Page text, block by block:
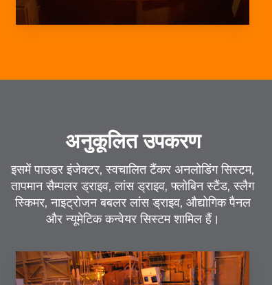
अनुकूलित उपकरण
इसमें पाउडर इंजेक्टर, स्वचालित टैंकर अनलोडिंग सिस्टम,
तापमान सैम्पलर ड्राइव, लांस ड्राइव, फ्लोबिन स्टैंड, स्लैग
स्किमर, नाइट्रोजन बबलर लांस ड्राइव, औद्योगिक पैनल
और न्यूमेटिक कन्वेयर सिस्टम शामिल हैं।